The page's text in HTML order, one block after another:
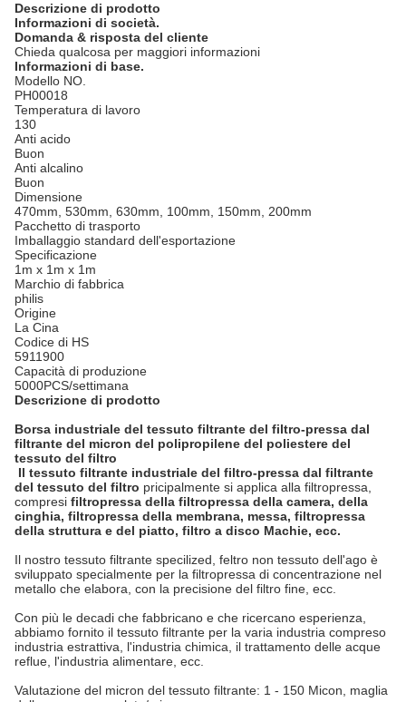
Descrizione di prodotto
Informazioni di società.
Domanda & risposta del cliente
Chieda qualcosa per maggiori informazioni
Informazioni di base.
Modello NO.
PH00018
Temperatura di lavoro
130
Anti acido
Buon
Anti alcalino
Buon
Dimensione
470mm, 530mm, 630mm, 100mm, 150mm, 200mm
Pacchetto di trasporto
Imballaggio standard dell'esportazione
Specificazione
1m x 1m x 1m
Marchio di fabbrica
philis
Origine
La Cina
Codice di HS
5911900
Capacità di produzione
5000PCS/settimana
Descrizione di prodotto
Borsa industriale del tessuto filtrante del filtro-pressa dal
filtrante del micron del polipropilene del poliestere del
tessuto del filtro
Il tessuto filtrante industriale del filtro-pressa dal filtrante
del tessuto del filtro pricipalmente si applica alla filtropressa,
compresi filtropressa della filtropressa della camera, della
cinghia, filtropressa della membrana, messa, filtropressa
della struttura e del piatto, filtro a disco Machie, ecc.
Il nostro tessuto filtrante specilized, feltro non tessuto dell'ago è
sviluppato specialmente per la filtropressa di concentrazione nel
metallo che elabora, con la precisione del filtro fine, ecc.
Con più le decadi che fabbricano e che ricercano esperienza,
abbiamo fornito il tessuto filtrante per la varia industria compreso
industria estrattiva, l'industria chimica, il trattamento delle acque
reflue, l'industria alimentare, ecc.
Valutazione del micron del tessuto filtrante: 1 - 150 Micon, maglia